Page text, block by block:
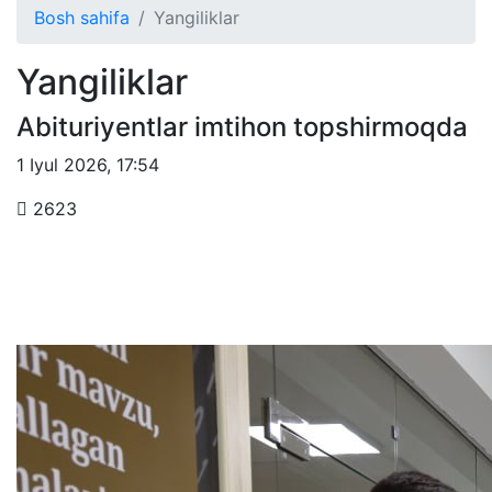
Bosh sahifa Yangiliklar
Yangiliklar
Abituriyentlar imtihon topshirmoqda
1 Iyul 2026, 17:54
2623